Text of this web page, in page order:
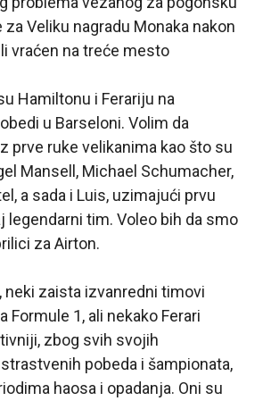
za Veliku nagradu Monaka nakon
vraćen na treće mesto
Hamiltonu i Ferariju na
u Barseloni. Volim da
prve ruke velikanima kao što su
Mansell, Michael Schumacher,
a sada i Luis, uzimajući prvu
legendarni tim. Voleo bih da smo
za Airton.
neki zaista izvanredni timovi
Formule 1, ali nekako Ferari
zbog svih svojih
pobeda i šampionata,
haosa i opadanja. Oni su